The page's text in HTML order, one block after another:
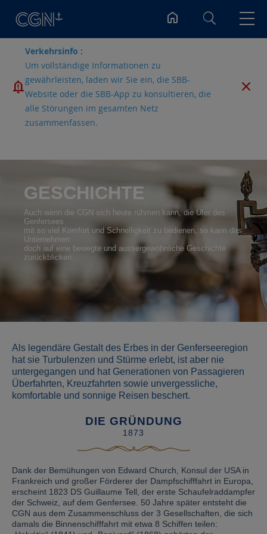
Verkehrsinfo :
Um vollständige Informationen zu
gewährleisten, laden wir Sie ein, die SBB-
Website oder die SBB-App zu konsultieren, die
alle Störungen im gesamten Netz
zusammenfassen.
GESCHICHTE
Auch wenn die CGN sich heute rühmen kann, die Ufer des
Genfersees
mit so viel Komfort und Schnelligkeit zu bedienen, so kann das
Unternehmen
doch auf eine bewegte und aussergewöhnliche Geschichte
zurückblicken.
Als legendäre Gestalt des Erbes in der Genferseeregion
hat sie Turbulenzen und Stürme erlebt, ist aber nie
untergegangen und hat Generationen von Passagieren
Überfahrten, Kreuzfahrten sowie unvergessliche,
komfortable und sonnige Reisen beschert.
DIE GRÜNDUNG
1873
Dank der Bemühungen von Edward Church, Konsul der USA in
Frankreich und großer Förderer der Dampfschifffahrt in Europa,
erscheint 1823 DS Guillaume Tell, der erste Schaufelraddampfer
der Schweiz, auf dem Genfersee. 50 Jahre später entsteht die
CGN aus dem Zusammenschluss der 3 Gesellschaften, die sich
damals die Binnenschifffahrt mit etwa 8 Schiffen teilen: